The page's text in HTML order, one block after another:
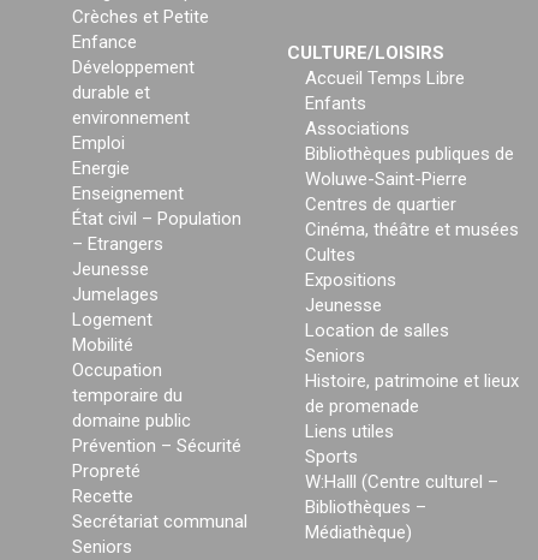
Crèches et Petite
Enfance
Développement
durable et
environnement
Emploi
Energie
Enseignement
État civil – Population
– Etrangers
Jeunesse
Jumelages
Logement
Mobilité
Occupation
temporaire du
domaine public
Prévention – Sécurité
Propreté
Recette
Secrétariat communal
Seniors
CULTURE/LOISIRS
Accueil Temps Libre
Enfants
Associations
Bibliothèques publiques de
Woluwe-Saint-Pierre
Centres de quartier
Cinéma, théâtre et musées
Cultes
Expositions
Jeunesse
Location de salles
Seniors
Histoire, patrimoine et lieux
de promenade
Liens utiles
Sports
W:Halll (Centre culturel –
Bibliothèques –
Médiathèque)